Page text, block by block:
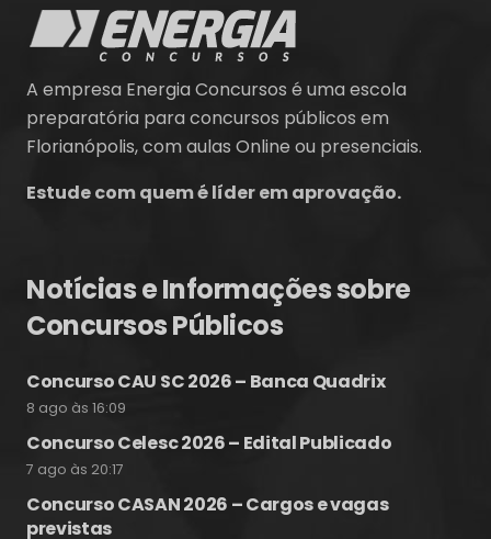
A empresa Energia Concursos é uma escola
preparatória para concursos públicos em
Florianópolis, com aulas Online ou presenciais.
Estude com quem é líder em aprovação.
Notícias e Informações sobre
Concursos Públicos
Concurso CAU SC 2026 – Banca Quadrix
8 ago às 16:09
Concurso Celesc 2026 – Edital Publicado
7 ago às 20:17
Concurso CASAN 2026 – Cargos e vagas
previstas